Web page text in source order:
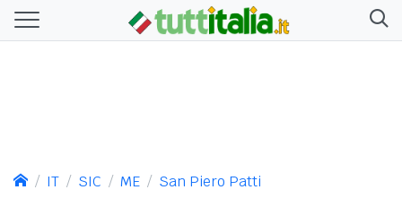
IT SIC ME San Piero Patti